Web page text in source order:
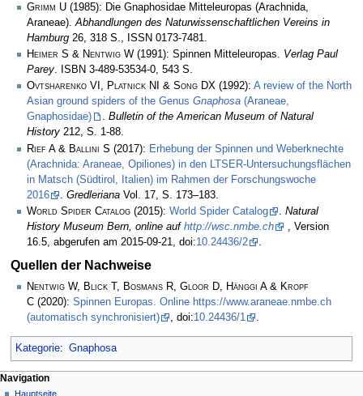
Grimm U (1985): Die Gnaphosidae Mitteleuropas (Arachnida,
Araneae).Abhandlungen des Naturwissenschaftlichen Vereins in
Hamburg 26, 318 S., ISSN 0173-7481.
Heimer S & Nentwig W (1991): Spinnen Mitteleuropas. Verlag Paul
Parey. ISBN 3-489-53534-0, 543 S.
Ovtsharenko VI, Platnick NI & Song DX (1992): A review of the North
Asian ground spiders of the Genus Gnaphosa (Araneae,
Gnaphosidae)
. Bulletin of the American Museum of Natural
History 212, S. 1-88.
Rief A & Ballini S (2017): Erhebung der Spinnen und Weberknechte
(Arachnida: Araneae, Opiliones) in den LTSER-Untersuchungsflächen
in Matsch (Südtirol, Italien) im Rahmen der Forschungswoche
2016
Gredleriana Vol. 17, S. 173–183.
World Spider Catalog (2015): World Spider Catalog . Natural
History Museum Bern, online auf http://wsc.nmbe.ch
, Version
16.5, abgerufen am 2015-09-21, doi:10.24436/2 .
Quellen der Nachweise
Nentwig W, Blick T, Bosmans R, Gloor D, Hänggi A & Kropf
C (2020): Spinnen Europas. Online https://www.araneae.nmbe.ch
(automatisch synchronisiert)
, doi:10.24436/1 .
Kategorie: Gnaphosa
Navigation
Hauptseite